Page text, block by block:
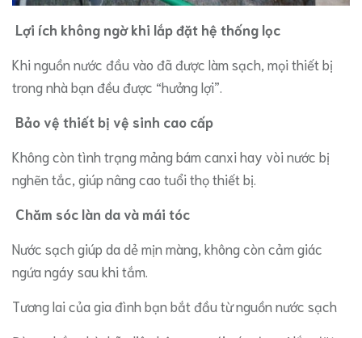
Lợi ích không ngờ khi lắp đặt hệ thống lọc
Khi nguồn nước đầu vào đã được làm sạch, mọi thiết bị
trong nhà bạn đều được “hưởng lợi”.
Bảo vệ thiết bị vệ sinh cao cấp
Không còn tình trạng mảng bám canxi hay vòi nước bị
nghẽn tắc, giúp nâng cao tuổi thọ thiết bị.
Chăm sóc làn da và mái tóc
Nước sạch giúp da dẻ mịn màng, không còn cảm giác
ngứa ngáy sau khi tắm.
​Tương lai của gia đình bạn bắt đầu từ nguồn nước sạch